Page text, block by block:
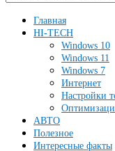
Главная
HI-TECH
Windows 10
Windows 11
Windows 7
Интернет
Настройки
АВТО
Полезное
Интересные факты